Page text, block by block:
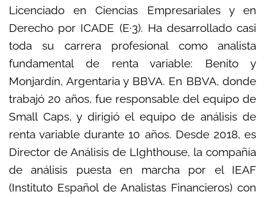
Licenciado en Ciencias Empresariales y en
Derecho por ICADE (E·3). Ha desarrollado casi
toda su carrera profesional como analista
fundamental de renta variable: Benito y
Monjardín, Argentaria y BBVA. En BBVA, donde
trabajó 20 años, fue responsable del equipo de
Small Caps, y dirigió el equipo de análisis de
renta variable durante 10 años. Desde 2018, es
Director de Análisis de LIghthouse, la compañía
de análisis puesta en marcha por el IEAF
(Instituto Español de Analistas Financieros) con